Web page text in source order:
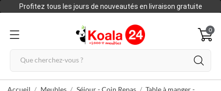
Profitez tous les jours de nouveautés en livraison gratuite
0
Accueil Meubles Séjour - Coin Repas
Table à manger -